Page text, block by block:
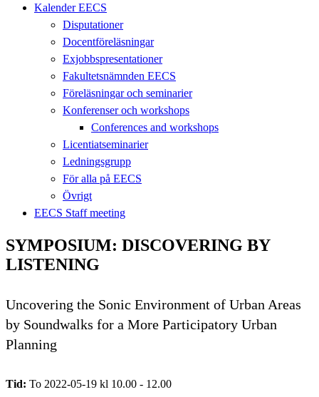
Kalender EECS
Disputationer
Docentföreläsningar
Exjobbspresentationer
Fakultetsnämnden EECS
Föreläsningar och seminarier
Konferenser och workshops
Conferences and workshops
Licentiatseminarier
Ledningsgrupp
För alla på EECS
Övrigt
EECS Staff meeting
SYMPOSIUM: DISCOVERING BY
LISTENING
Uncovering the Sonic Environment of Urban Areas
by Soundwalks for a More Participatory Urban
Planning
Tid: To 2022-05-19 kl 10.00 - 12.00